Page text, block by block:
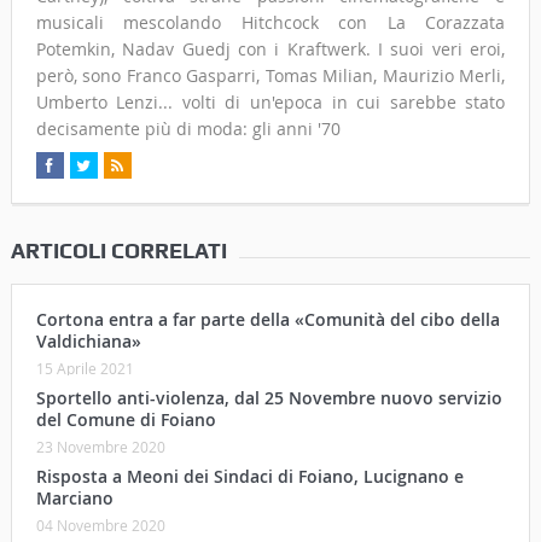
musicali mescolando Hitchcock con La Corazzata
Potemkin, Nadav Guedj con i Kraftwerk. I suoi veri eroi,
però, sono Franco Gasparri, Tomas Milian, Maurizio Merli,
Umberto Lenzi... volti di un'epoca in cui sarebbe stato
decisamente più di moda: gli anni '70
ARTICOLI CORRELATI
Cortona entra a far parte della «Comunità del cibo della
Valdichiana»
15 Aprile 2021
Sportello anti-violenza, dal 25 Novembre nuovo servizio
del Comune di Foiano
23 Novembre 2020
Risposta a Meoni dei Sindaci di Foiano, Lucignano e
Marciano
04 Novembre 2020